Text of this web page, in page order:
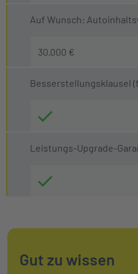
Auf Wunsch:
30.000 €
Besserstellungsklausel
Leistungs-Upgrade-
Gut zu wissen